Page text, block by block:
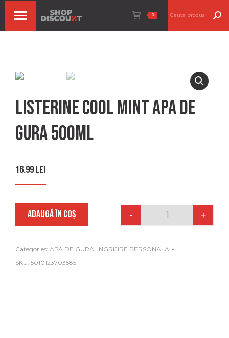
0
Listerine cool mint apa de
gura 500ml
16.99lei
Quantity
- +
ADAUGĂ ÎN COȘ
Categories: APA DE GURA, INGRIJIRE PERSONALA
SKU: 5010123703585+